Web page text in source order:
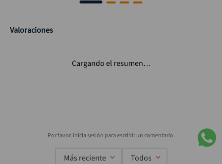
Valoraciones
Cargando el resumen…
Más reciente Todos